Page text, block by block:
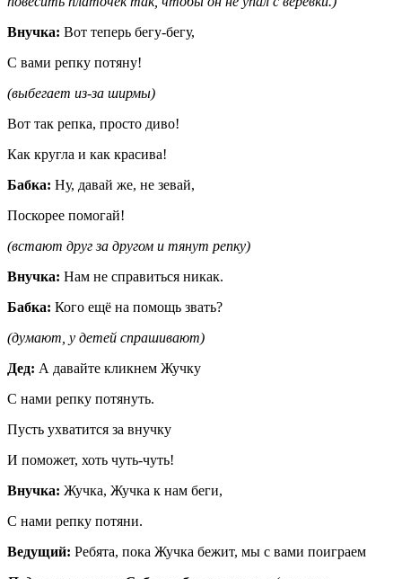
Внучка: Вот теперь бегу-бегу,
С вами репку потяну!
(выбегает из-за ширмы)
Вот так репка, просто диво!
Как кругла и как красива!
Бабка: Ну, давай же, не зевай,
Поскорее помогай!
(встают друг за другом и тянут репку)
Внучка: Нам не справиться никак.
Бабка: Кого ещё на помощь звать?
(думают, у детей спрашивают)
Дед: А давайте кликнем Жучку
С нами репку потянуть.
Пусть ухватится за внучку
И поможет, хоть чуть-чуть!
Внучка: Жучка, Жучка к нам беги,
С нами репку потяни.
Ведущий: Ребята, пока Жучка бежит, мы с вами поиграем